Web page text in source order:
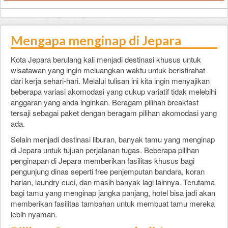
Mengapa menginap di Jepara
Kota Jepara berulang kali menjadi destinasi khusus untuk
wisatawan yang ingin meluangkan waktu untuk beristirahat
dari kerja sehari-hari. Melalui tulisan ini kita ingin menyajikan
beberapa variasi akomodasi yang cukup variatif tidak melebihi
anggaran yang anda inginkan. Beragam pilihan breakfast
tersaji sebagai paket dengan beragam pilihan akomodasi yang
ada.
Selain menjadi destinasi liburan, banyak tamu yang menginap
di Jepara untuk tujuan perjalanan tugas. Beberapa pilihan
penginapan di Jepara memberikan fasilitas khusus bagi
pengunjung dinas seperti free penjemputan bandara, koran
harian, laundry cuci, dan masih banyak lagi lainnya. Terutama
bagi tamu yang menginap jangka panjang, hotel bisa jadi akan
memberikan fasilitas tambahan untuk membuat tamu mereka
lebih nyaman.